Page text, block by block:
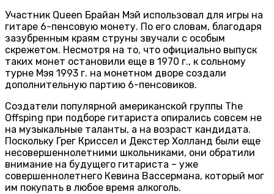
Участник Queen Брайан Мэй использовал для игры на
гитаре 6-пенсовую монету. По его словам, благодаря
зазубренным краям струны звучали с особым
скрежетом. Несмотря на то, что официально выпуск
таких монет остановили еще в 1970 г., к сольному
турне Мэя 1993 г. на монетном дворе создали
дополнительную партию 6-пенсовиков.
Создатели популярной американской группы The
Offsping при подборе гитариста опирались совсем не
на музыкальные таланты, а на возраст кандидата.
Поскольку Грег Криссел и Декстер Холланд были еще
несовершеннолетними школьниками, они обратили
внимание на будущего гитариста – уже
совершеннолетнего Кевина Вассермана, который мог
им покупать в любое время алкоголь.